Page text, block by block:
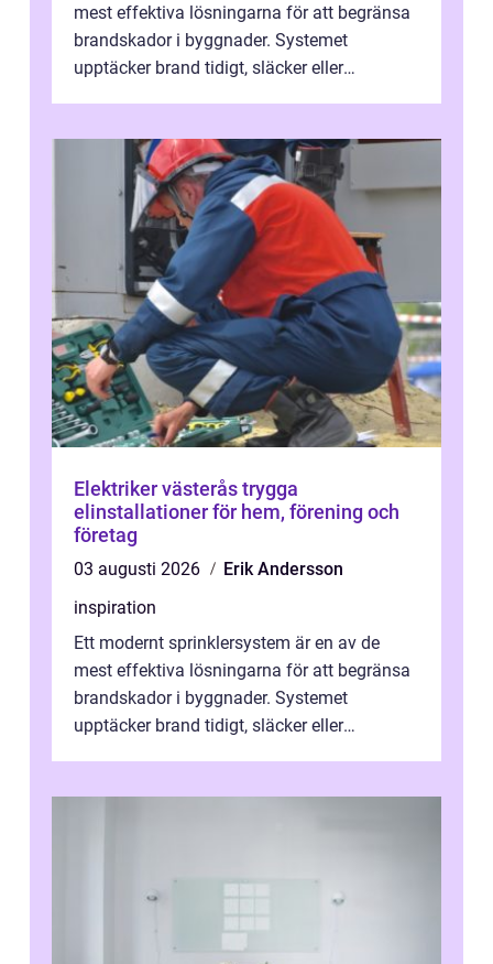
mest effektiva lösningarna för att begränsa
brandskador i byggnader. Systemet
upptäcker brand tidigt, släcker eller
Elektriker västerås trygga
elinstallationer för hem, förening och
företag
03 augusti 2026
Erik Andersson
inspiration
Ett modernt sprinklersystem är en av de
mest effektiva lösningarna för att begränsa
brandskador i byggnader. Systemet
upptäcker brand tidigt, släcker eller